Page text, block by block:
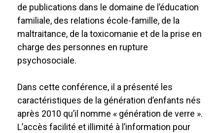
de publications dans le domaine de l’éducation
familiale, des relations école-famille, de la
maltraitance, de la toxicomanie et de la prise en
charge des personnes en rupture
psychosociale.
Dans cette conférence, il a présenté les
caractéristiques de la génération d’enfants nés
après 2010 qu’il nomme « génération de verre ».
L’accès facilité et illimité à l’information pour